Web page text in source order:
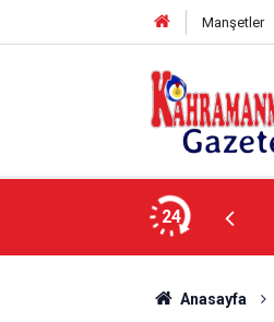
Manşetler
24
Anasayfa